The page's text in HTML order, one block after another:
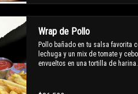
Wrap de Pollo
Pollo bañado en tu salsa favorita
lechuga y un mix de tomate y
envueltos en una tortilla de harina.